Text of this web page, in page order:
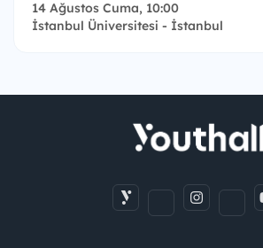
14 Ağustos Cuma, 10:00
İstanbul Üniversitesi - İstanbul